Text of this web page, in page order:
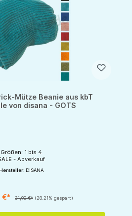
Mütze Beanie aus kbT
von disana - GOTS
Größen: 1 bis 4
- Abverkauf
DISANA
€* 31,90 €* (28.21% gespart)